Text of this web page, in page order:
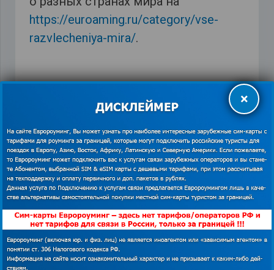
https://euroaming.ru/category/vse-
razvlecheniya-mira/.
виртуальный тур,глобалсим,
достопримечательности Финляндии,Интернет в
Финляндии,пакет «Балтийский»
×